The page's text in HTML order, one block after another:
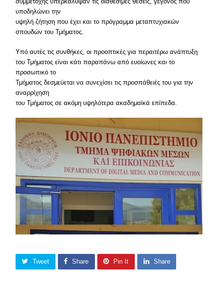
υποδηλώνει την
υψηλή ζήτηση που έχει και το πρόγραμμα μεταπτυχιακών
σπουδών του Τμήματος.
Υπό αυτές τις συνθήκες, οι προοπτικές για περαιτέρω ανάπτυξη
του Τμήματος είναι κάτι παραπάνω από ευοίωνες και το
προσωπικό το
Τμήματος δεσμεύεται να συνεχίσει τις προσπάθειές του για την
αναρρίχηση
του Τμήματος σε ακόμη υψηλότερα ακαδημαϊκά επίπεδα.
Tweet Share Pin It Share